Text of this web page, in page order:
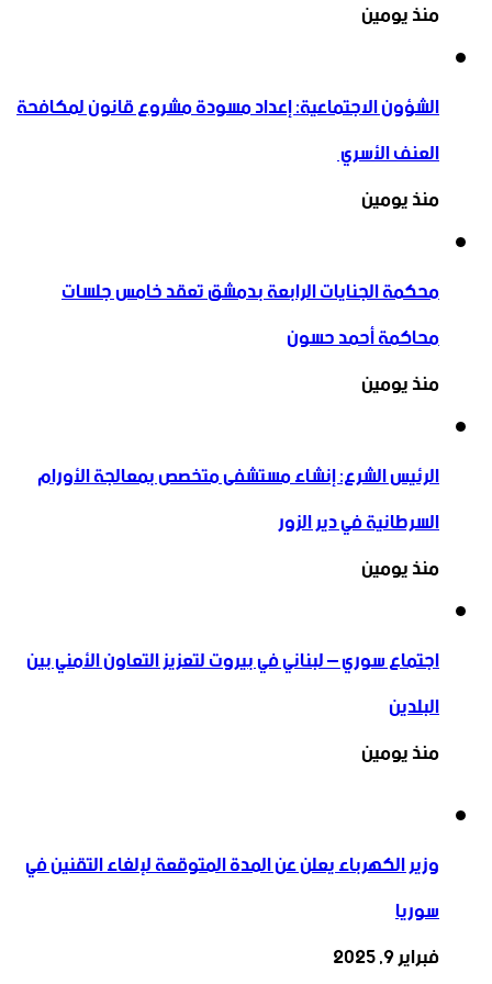
منذ يومين
الشؤون الاجتماعية: إعداد مسودة مشروع قانون لمكافحة
العنف الأسري ‏
منذ يومين
محكمة الجنايات الرابعة بدمشق تعقد خامس جلسات
محاكمة أحمد حسون
منذ يومين
الرئيس الشرع: إنشاء ‌‏مستشفى متخصص بمعالجة الأورام
السرطانية في دير الزور
منذ يومين
اجتماع سوري – لبناني في بيروت لتعزيز التعاون ‏الأمني ‏بين
البلدين
منذ يومين
وزير الكهرباء يعلن عن المدة المتوقعة لإلغاء التقنين في
سوريا
فبراير 9, 2025